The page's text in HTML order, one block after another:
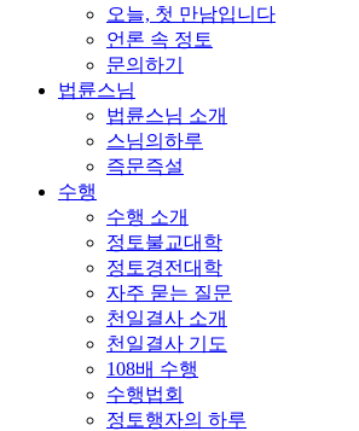
오늘, 첫 만남입니다
언론 속 정토
문의하기
법륜스님
법륜스님 소개
스님의하루
즉문즉설
수행
수행 소개
정토불교대학
정토경전대학
자주 묻는 질문
천일결사 소개
천일결사 기도
108배 수행
수행법회
정토행자의 하루